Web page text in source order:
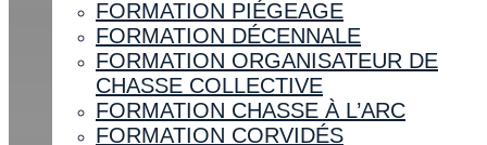
FORMATION PIÉGEAGE
FORMATION DÉCENNALE
FORMATION ORGANISATEUR DE
CHASSE COLLECTIVE
FORMATION CHASSE À L’ARC
FORMATION CORVIDÉS